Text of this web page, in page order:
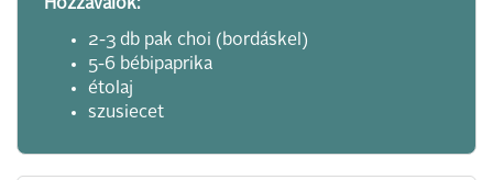
Hozzávalók:
2-3 db pak choi (bordáskel)
5-6 bébipaprika
étolaj
szusiecet